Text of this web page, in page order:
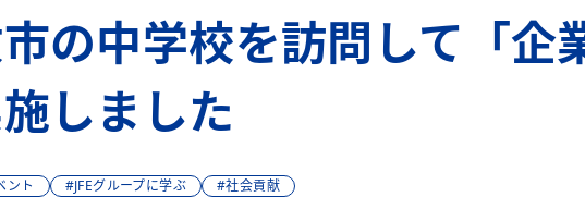
の中学校を訪問して「企
しました
ント #JFEグループに学ぶ #社会貢献